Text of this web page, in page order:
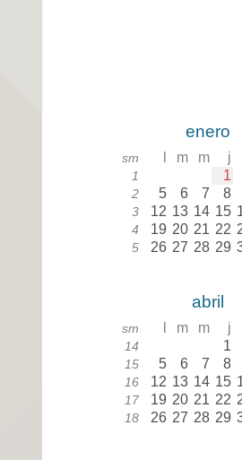
enero
sm m m j
1 1
2 5 6 7 8
3 12 13 14 15
4 19 20 21 22
5 26 27 28 29
abril
sm m m j
14 1
15 5 6 7 8
16 12 13 14 15
17 19 20 21 22
18 26 27 28 29